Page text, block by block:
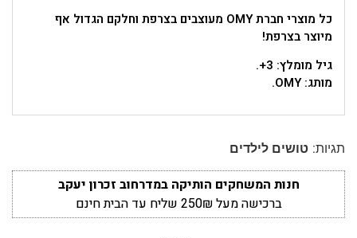
כל מוצרי חברת OMY מעוצבים בצרפת וחלקם הגדול אף
מיוצר בצרפת!
גיל מומלץ: 3+.
מותג: OMY.
תגיות: טושים לילדים
חנות המשחקים הותיקה במדרחוב זכרון יעקב
ברכישה מעל 250₪ שליח עד הבית חינם